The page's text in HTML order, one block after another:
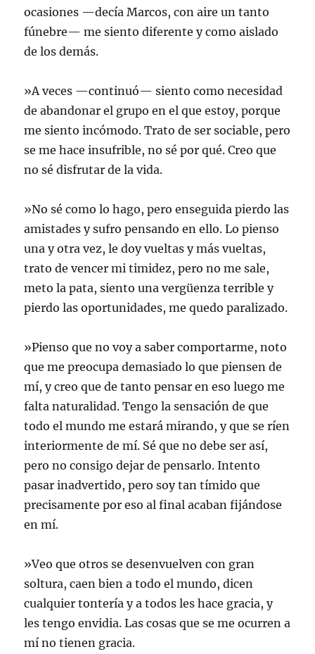
ocasiones —decía Marcos, con aire un tanto
fúnebre— me siento diferente y como aislado
de los demás.
»A veces —continuó— siento como necesidad
de abandonar el grupo en el que estoy, porque
me siento incómodo. Trato de ser sociable, pero
se me hace insufrible, no sé por qué. Creo que
no sé disfrutar de la vida.
»No sé como lo hago, pero enseguida pierdo las
amistades y sufro pensando en ello. Lo pienso
una y otra vez, le doy vueltas y más vueltas,
trato de vencer mi timidez, pero no me sale,
meto la pata, siento una vergüenza terrible y
pierdo las oportunidades, me quedo paralizado.
»Pienso que no voy a saber comportarme, noto
que me preocupa demasiado lo que piensen de
mí, y creo que de tanto pensar en eso luego me
falta naturalidad. Tengo la sensación de que
todo el mundo me estará mirando, y que se ríen
interiormente de mí. Sé que no debe ser así,
pero no consigo dejar de pensarlo. Intento
pasar inadvertido, pero soy tan tímido que
precisamente por eso al final acaban fijándose
en mí.
»Veo que otros se desenvuelven con gran
soltura, caen bien a todo el mundo, dicen
cualquier tontería y a todos les hace gracia, y
les tengo envidia. Las cosas que se me ocurren a
mí no tienen gracia.